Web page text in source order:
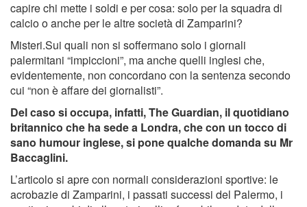
capire chi mette i soldi e per cosa: solo per la squadra di
calcio o anche per le altre società di Zamparini?
Misteri.Sui quali non si soffermano solo i giornali
palermitani “impiccioni”, ma anche quelli inglesi che,
evidentemente, non concordano con la sentenza secondo
cui “non è affare dei giornalisti”.
Del caso si occupa, infatti, The Guardian, il quotidiano
britannico che ha sede a Londra, che con un tocco di
sano humour inglese, si pone qualche domanda su Mr
Baccaglini.
L’articolo si apre con normali considerazioni sportive: le
acrobazie di Zamparini, i passati successi del Palermo, i